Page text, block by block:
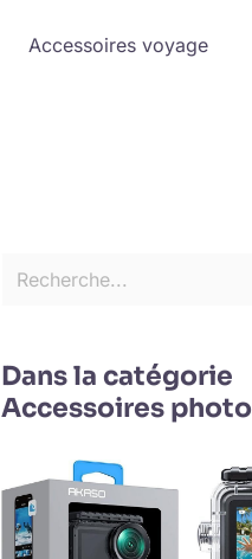
Accessoires voyage
r
Dans la catégorie
Accessoires photo